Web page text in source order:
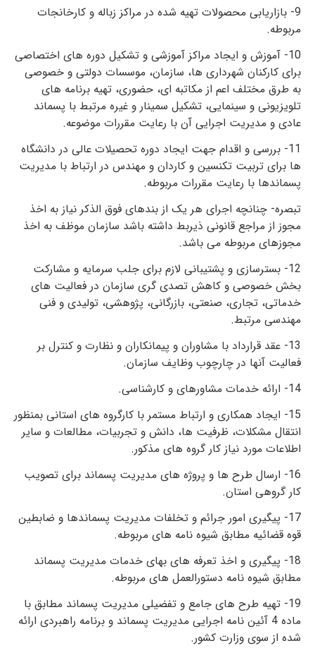
9- بازاریابی محصولات تهیه شده در مراکز زباله و کارخانجات
مربوطه.
10- آموزش و ایجاد مراکز آموزشی و تشکیل دوره­ های اختصاصی
برای کارکنان شهرداری ها، سازمان، موسسات دولتی و خصوصی
به طرق مختلف اعم از مکاتبه­ ای، حضوری، تهیه برنامه ­های
تلویزیونی و سینمایی، تشکیل سمینار و غیره مرتبط با پسماند
عادی و مدیریت اجرایی آن با رعایت مقررات موضوعه.
11- بررسی و اقدام جهت ایجاد دوره تحصیلات عالی در دانشگاه
ها برای تربیت تکنسین و کاردان و مهندس در ارتباط با مدیریت
پسماندها با رعایت مقررات مربوطه.
تبصره- چنانچه اجرای هر یک از بندهای فوق الذکر نیاز به اخذ
مجوز از مراجع قانونی ذیربط داشته باشد سازمان موظف به اخذ
مجوزهای مربوطه می­ باشد.
12- بسترسازی و پشتیبانی لازم برای جلب سرمایه و مشارکت
بخش خصوصی و کاهش تصدی گری سازمان در فعالیت ­های
خدماتی، تجاری، صنعتی، بازرگانی، پژوهشی، تولیدی و فنی
مهندسی مرتبط.
13- عقد قرارداد با مشاوران و پیمانکاران و نظارت و کنترل بر
فعالیت آنها در چارچوب وظایف سازمان.
14- ارائه خدمات مشاوره­ای و کارشناسی.
15- ایجاد همکاری و ارتباط مستمر با کارگروه های استانی بمنظور
انتقال مشکلات، ظرفیت­ ها، دانش و تجربیات، مطالعات و سایر
اطلاعات مورد نیاز کار گروه­ های مذکور.
16- ارسال طرح­ ها و پروژه­ های مدیریت پسماند برای تصویب
کار گروهی استان.
17- پیگیری امور جرائم و تخلفات مدیریت پسماندها و ضابطین
قوه قضائیه مطابق شیوه نامه­ های مربوطه.
18- پیگیری و اخذ تعرفه­ های بهای خدمات مدیریت پسماند
مطابق شیوه­ نامه دستورالعمل­ های مربوطه.
19- تهیه طرح­ های جامع و تفضیلی مدیریت پسماند مطابق با
ماده 4 آئین نامه اجرایی مدیریت پسماند و برنامه راهبردی ارائه
شده از سوی وزارت کشور.